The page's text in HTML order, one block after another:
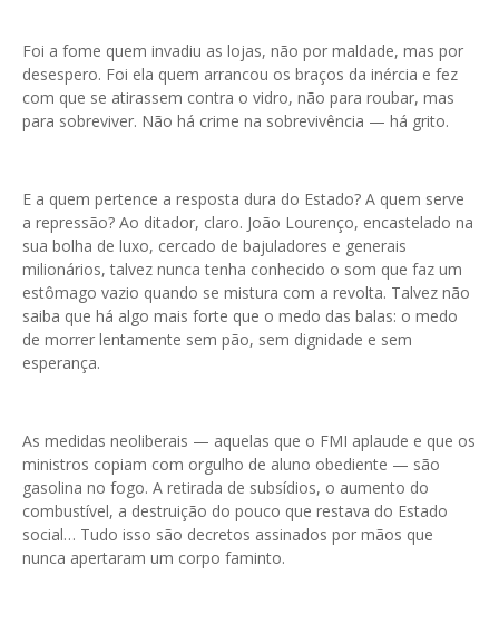
Foi a fome quem invadiu as lojas, não por maldade, mas por
desespero. Foi ela quem arrancou os braços da inércia e fez
com que se atirassem contra o vidro, não para roubar, mas
para sobreviver. Não há crime na sobrevivência — há grito.
E a quem pertence a resposta dura do Estado? A quem serve
a repressão? Ao ditador, claro. João Lourenço, encastelado na
sua bolha de luxo, cercado de bajuladores e generais
milionários, talvez nunca tenha conhecido o som que faz um
estômago vazio quando se mistura com a revolta. Talvez não
saiba que há algo mais forte que o medo das balas: o medo
de morrer lentamente sem pão, sem dignidade e sem
esperança.
As medidas neoliberais — aquelas que o FMI aplaude e que os
ministros copiam com orgulho de aluno obediente — são
gasolina no fogo. A retirada de subsídios, o aumento do
combustível, a destruição do pouco que restava do Estado
social… Tudo isso são decretos assinados por mãos que
nunca apertaram um corpo faminto.